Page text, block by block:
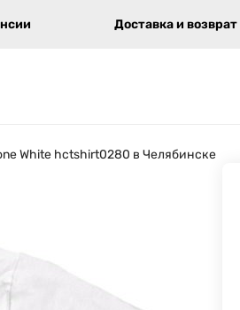
Доставка и возврат
White hctshirt0280 в Челябинске